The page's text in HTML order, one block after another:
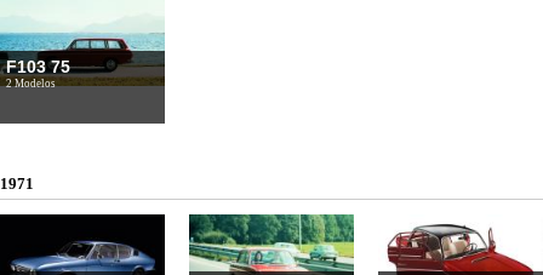
F103 75
2 Modelos
1971